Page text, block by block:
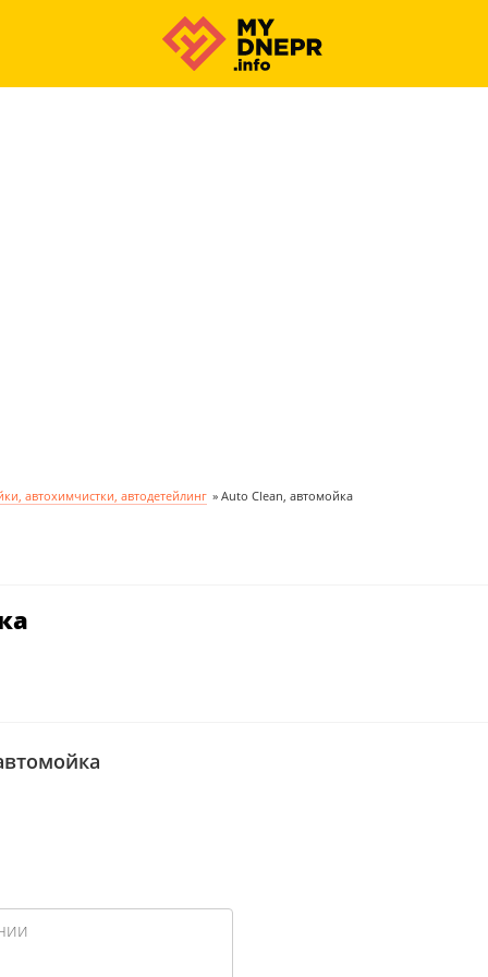
автохимчистки, автодетейлинг » Auto Clean, автомойка